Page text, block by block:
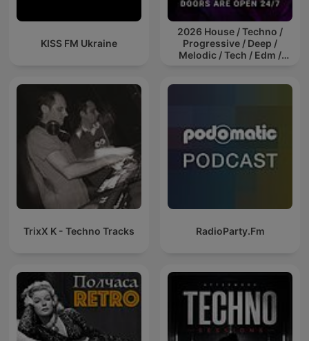
KISS FM Ukraine
2026 House / Techno /
Progressive / Deep /
Melodic / Tech / Edm /
TrixX K - Techno Tracks RadioParty.Fm